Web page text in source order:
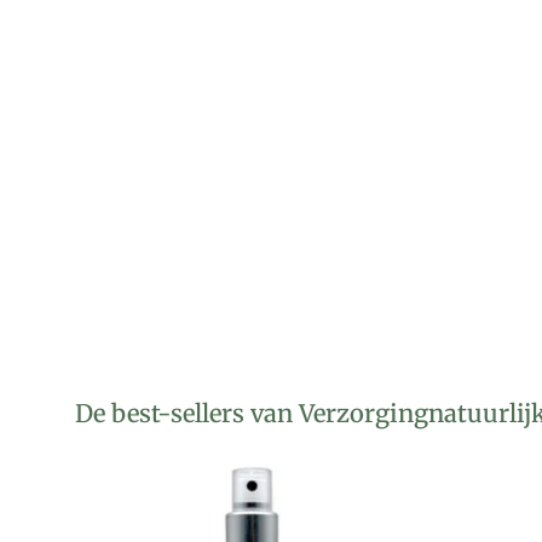
De best-sellers van